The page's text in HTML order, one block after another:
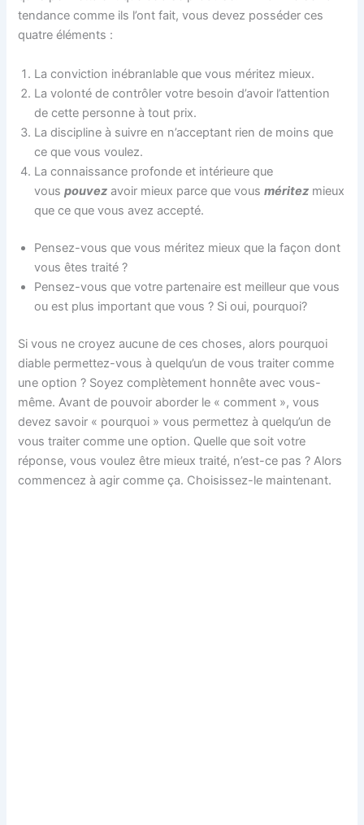
tendance comme ils l’ont fait, vous devez posséder ces
quatre éléments :
La conviction inébranlable que vous méritez mieux.
La volonté de contrôler votre besoin d’avoir l’attention
de cette personne à tout prix.
La discipline à suivre en n’acceptant rien de moins que
ce que vous voulez.
La connaissance profonde et intérieure que
vouspouvez avoir mieux parce que vousméritez mieux
que ce que vous avez accepté.
Pensez-vous que vous méritez mieux que la façon dont
vous êtes traité ?
Pensez-vous que votre partenaire est meilleur que vous
ou est plus important que vous ? Si oui, pourquoi?
Si vous ne croyez aucune de ces choses, alors pourquoi
diable permettez-vous à quelqu’un de vous traiter comme
une option ? Soyez complètement honnête avec vous-
même. Avant de pouvoir aborder le « comment », vous
devez savoir « pourquoi » vous permettez à quelqu’un de
vous traiter comme une option. Quelle que soit votre
réponse, vous voulez être mieux traité, n’est-ce pas ? Alors
commencez à agir comme ça. Choisissez-le maintenant.